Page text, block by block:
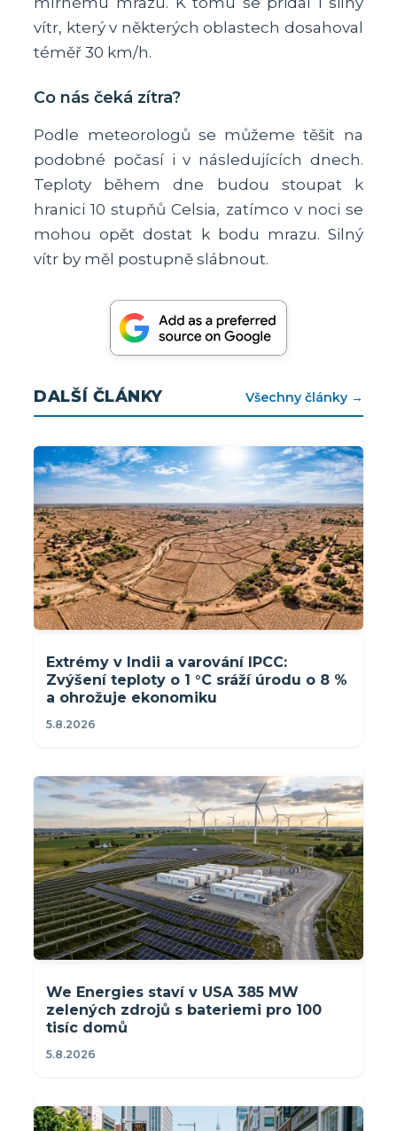
vítr, který v některých oblastech dosahoval
téměř 30 km/h.
Co nás čeká zítra?
Podle meteorologů se můžeme těšit na
podobné počasí i v následujících dnech.
Teploty během dne budou stoupat k
hranici 10 stupňů Celsia, zatímco v noci se
mohou opět dostat k bodu mrazu. Silný
vítr by měl postupně slábnout.
DALŠÍ ČLÁNKY Všechny články →
Extrémy v Indii a varování IPCC:
Zvýšení teploty o 1 °C sráží úrodu o 8 %
a ohrožuje ekonomiku
5.8.2026
We Energies staví v USA 385 MW
zelených zdrojů s bateriemi pro 100
tisíc domů
5.8.2026